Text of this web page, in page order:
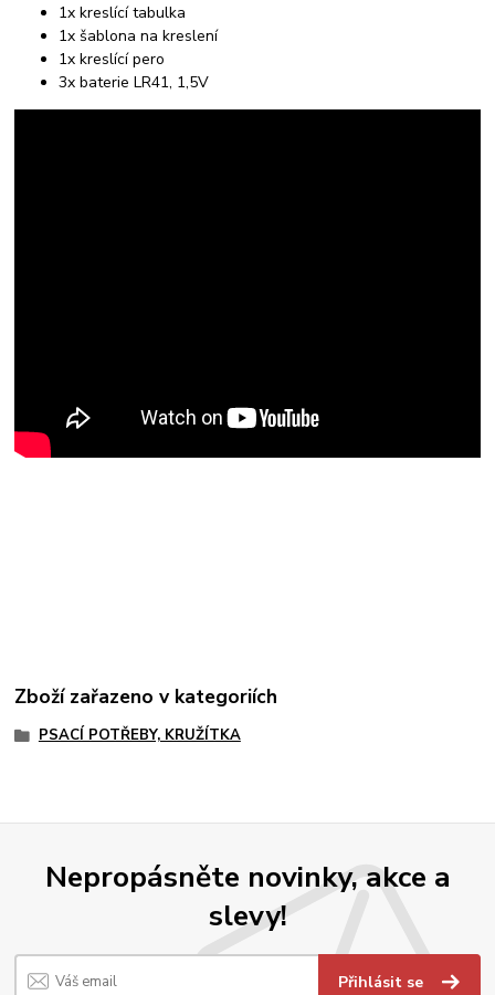
1x kreslící tabulka
1x šablona na kreslení
1x kreslící pero
3x baterie LR41, 1,5V
Zboží zařazeno v kategoriích
PSACÍ POTŘEBY, KRUŽÍTKA
Nepropásněte novinky, akce a
slevy!
Přihlásit se